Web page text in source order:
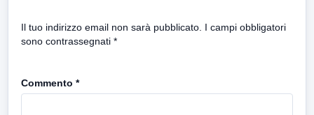
Il tuo indirizzo email non sarà pubblicato. I campi obbligatori
sono contrassegnati *
Commento *